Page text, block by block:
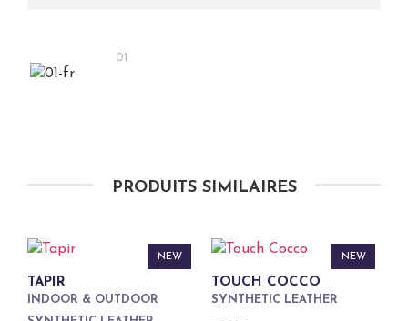
01
PRODUITS SIMILAIRES
NEW
TAPIR
INDOOR & OUTDOOR
NEW
TOUCH COCCO
SYNTHETIC LEATHER